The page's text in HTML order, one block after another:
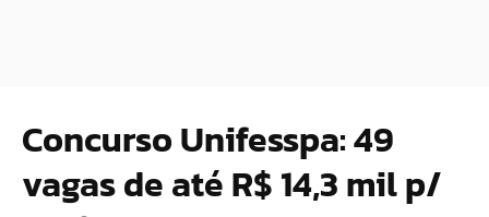
Concurso Unifesspa: 49
vagas de até R$ 14,3 mil p/